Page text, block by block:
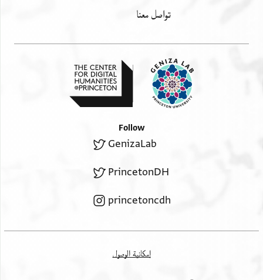
تواصل معنا
Follow
GenizaLab
PrincetonDH
princetoncdh
إمكانية الوصول